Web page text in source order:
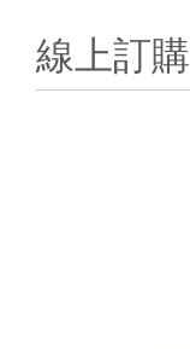
線上訂購